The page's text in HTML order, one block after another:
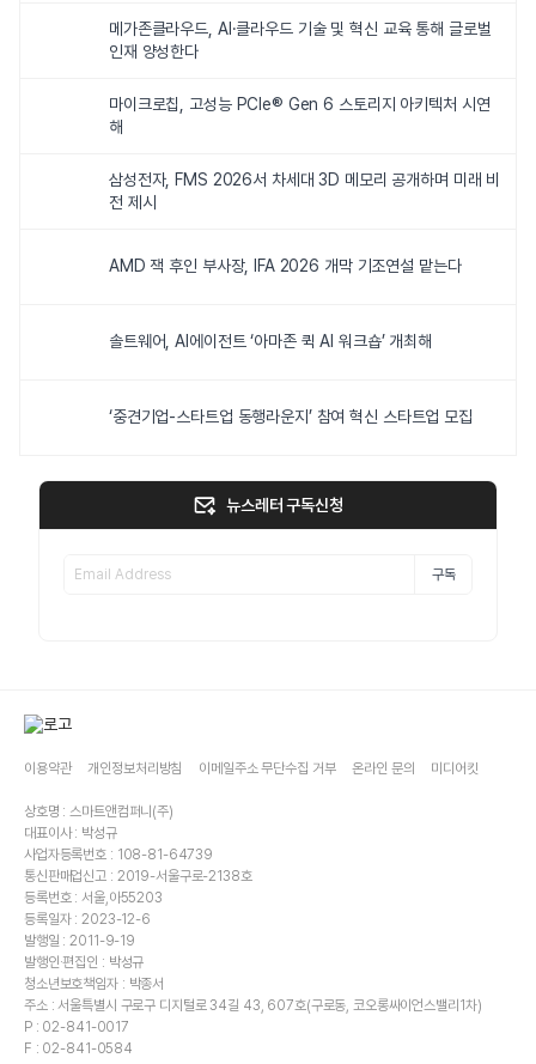
메가존클라우드, AI·클라우드 기술 및 혁신 교육 통해 글로벌
인재 양성한다
마이크로칩, 고성능 PCIe® Gen 6 스토리지 아키텍처 시연
해
삼성전자, FMS 2026서 차세대 3D 메모리 공개하며 미래 비
전 제시
AMD 잭 후인 부사장, IFA 2026 개막 기조연설 맡는다
솔트웨어, AI에이전트 ‘아마존 퀵 AI 워크숍’ 개최해
‘중견기업-스타트업 동행라운지’ 참여 혁신 스타트업 모집
뉴스레터 구독신청
구독
이용약관 개인정보처리방침 이메일주소 무단수집 거부 온라인 문의 미디어킷
상호명 : 스마트앤컴퍼니(주)
대표이사 : 박성규
사업자등록번호 : 108-81-64739
통신판매업신고 : 2019-서울구로-2138호
등록번호 : 서울,아55203
등록일자 : 2023-12-6
발행일 : 2011-9-19
발행인·편집인 : 박성규
청소년보호책임자 : 박종서
주소 : 서울특별시 구로구 디지털로 34길 43, 607호(구로동, 코오롱싸이언스밸리1차)
P : 02-841-0017
F : 02-841-0584